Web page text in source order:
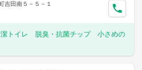
吉田南５－５－１
潔トイレ 脱臭・抗菌チップ 小さめの